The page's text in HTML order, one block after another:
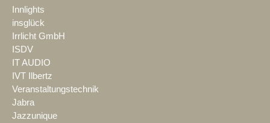
Innlights
insglück
Irrlicht GmbH
ISDV
IT AUDIO
IVT Ilbertz
Veranstaltungstechnik
Jabra
Jazzunique